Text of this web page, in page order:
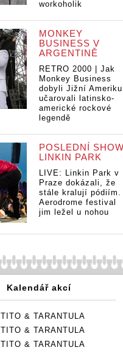
workoholik
MONKEY
BUSINESS V
ARGENTINĚ
RETRO 2000 | Jak
Monkey Business
dobyli Jižní
učarovali latinsko-
americké rockové
legendě
POSLEDNÍ SHOW
LINKIN PARK
LIVE: Linkin Park v
Praze dokázali, že
stále kralují pódiím.
Aerodrome festival
jim ležel u nohou
Kalendář akcí
TITO & TARANTULA
TITO & TARANTULA
TITO & TARANTULA